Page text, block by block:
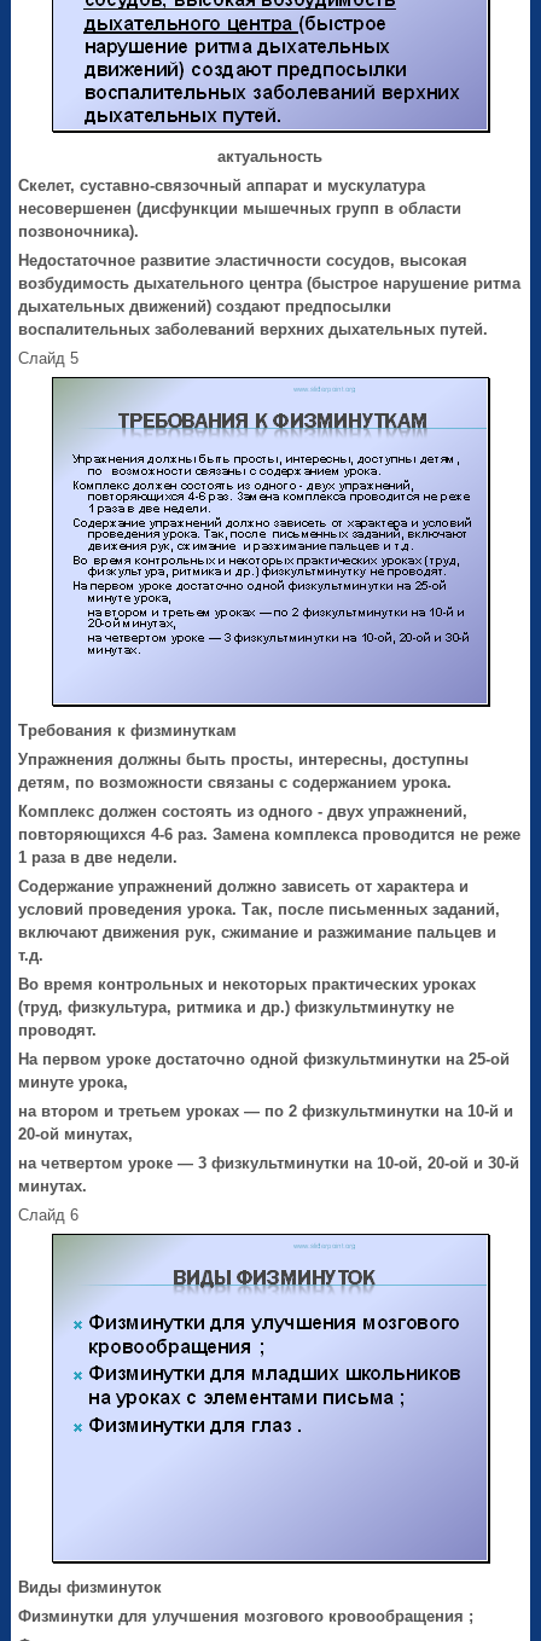
актуальность
Скелет, суставно-связочный аппарат и мускулатура
несовершенен (дисфункции мышечных групп в области
позвоночника).
Недостаточное развитие эластичности сосудов, высокая
возбудимость дыхательного центра(быстрое нарушение ритма
дыхательных движений) создают предпосылки
воспалительных заболеваний верхних дыхательных путей.
Слайд 5
Требования к физминуткам
Упражнения должны быть просты, интересны, доступны
детям, по возможности связаны с содержанием урока.
Комплекс должен состоять из одного - двух упражнений,
повторяющихся 4-6 раз. Замена комплекса проводится не реже
1 раза в две недели.
Содержание упражнений должно зависеть от характера и
условий проведения урока. Так, после письменных заданий,
включают движения рук, сжимание и разжимание пальцев и
т.д.
Во время контрольных и некоторых практических уроках
(труд, физкультура, ритмика и др.) физкультминутку не
проводят.
На первом уроке достаточно одной физкультминутки на 25-ой
минуте урока,
на втором и третьем уроках — по 2 физкультминутки на 10-й и
20-ой минутах,
на четвертом уроке — 3 физкультминутки на 10-ой, 20-ой и 30-й
минутах.
Слайд 6
Виды физминуток
Физминутки для улучшения мозгового кровообращения ;